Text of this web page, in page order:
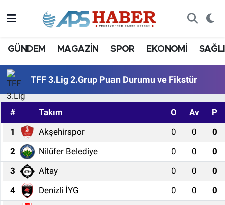
GÜNDEM MAGAZİN SPOR EKONOMİ
TFF 3.Lig 2.Grup Puan Durumu ve Fikstür
# Takım O Av
P
1
Akşehirspor 0 0
0
2
Nilüfer Belediye 0 0
0
3
Altay 0 0
0
4
Denizli İYG 0 0
0